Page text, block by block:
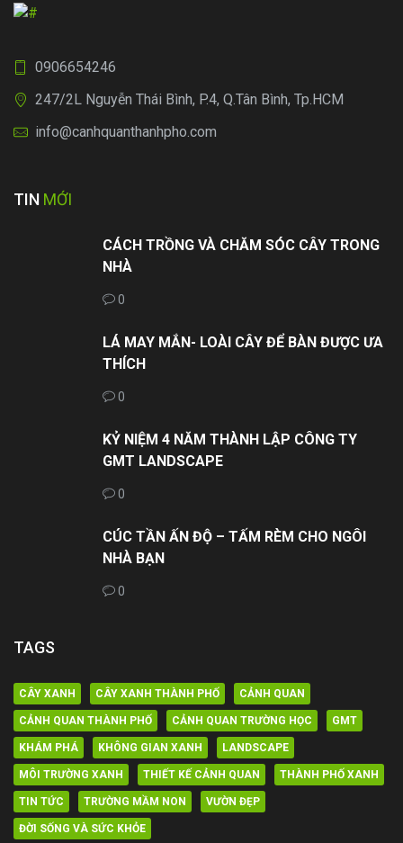
0906654246
247/2L Nguyễn Thái Bình, P.4, Q.Tân Bình, Tp.HCM
info@canhquanthanhpho.com
TIN MỚI
CÁCH TRỒNG VÀ CHĂM SÓC CÂY TRONG
NHÀ
0
LÁ MAY MẮN- LOÀI CÂY ĐỂ BÀN ĐƯỢC ƯA
THÍCH
0
KỶ NIỆM 4 NĂM THÀNH LẬP CÔNG TY
GMT LANDSCAPE
0
CÚC TẦN ẤN ĐỘ – TẤM RÈM CHO NGÔI
NHÀ BẠN
0
TAGS
CÂY XANH CÂY XANH THÀNH PHỐ CẢNH QUAN
CẢNH QUAN THÀNH PHỐ CẢNH QUAN TRƯỜNG HỌC GMT
KHÁM PHÁ KHÔNG GIAN XANH LANDSCAPE
MÔI TRƯỜNG XANH THIẾT KẾ CẢNH QUAN THÀNH PHỐ XANH
TIN TỨC TRƯỜNG MẦM NON VƯỜN ĐẸP
ĐỜI SỐNG VÀ SỨC KHỎE